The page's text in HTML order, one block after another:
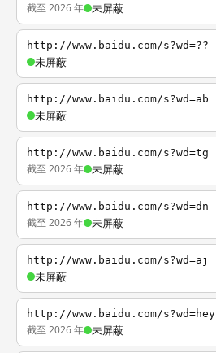
截至 2026 年 未屏蔽
http://www.baidu.com/s?wd=??
未屏蔽
http://www.baidu.com/s?wd=ab
未屏蔽
http://www.baidu.com/s?wd=tg
截至 2026 年 未屏蔽
http://www.baidu.com/s?wd=dn
截至 2026 年 未屏蔽
http://www.baidu.com/s?wd=aj
未屏蔽
http://www.baidu.com/s?wd=hey
截至 2026 年 未屏蔽